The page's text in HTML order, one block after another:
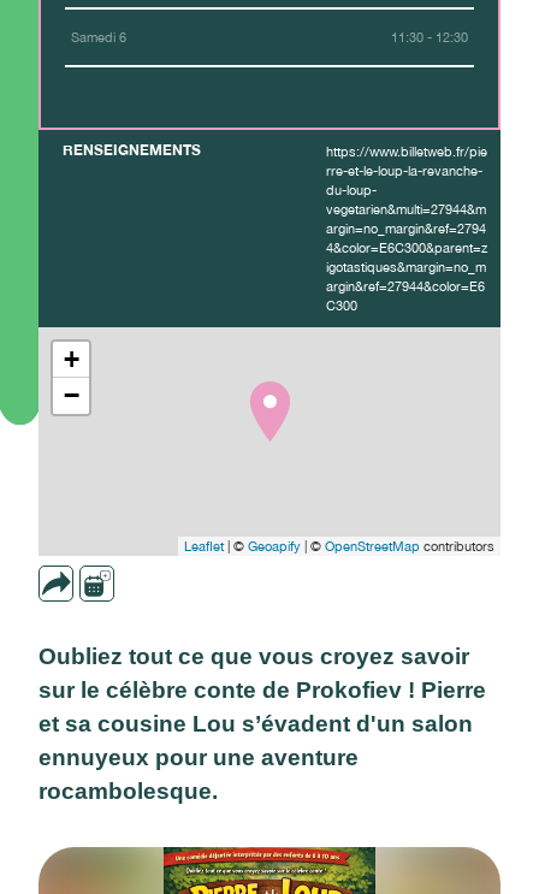
Samedi 6 11:30 - 12:30
RENSEIGNEMENTS
https://www.billetweb.fr/pie
rre-et-le-loup-la-revanche-
du-loup-
vegetarien&multi=27944&m
argin=no_margin&ref=2794
4&color=E6C300&parent=z
igotastiques&margin=no_m
argin&ref=27944&color=E6
C300
+
−
Leaflet| © Geoapify | © OpenStreetMap contributors
Oubliez tout ce que vous croyez savoir
sur le célèbre conte de Prokofiev ! Pierre
et sa cousine Lou s’évadent d'un salon
ennuyeux pour une aventure
rocambolesque.